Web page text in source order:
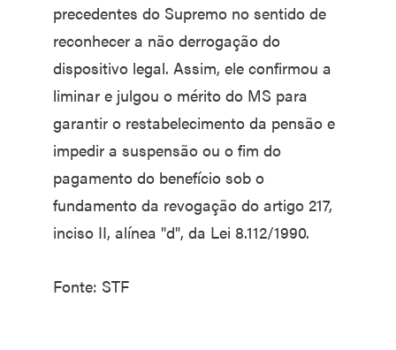
precedentes do Supremo no sentido de
reconhecer a não derrogação do
dispositivo legal. Assim, ele confirmou a
liminar e julgou o mérito do MS para
garantir o restabelecimento da pensão e
impedir a suspensão ou o fim do
pagamento do benefício sob o
fundamento da revogação do artigo 217,
inciso II, alínea "d", da Lei 8.112/1990.
Fonte: STF